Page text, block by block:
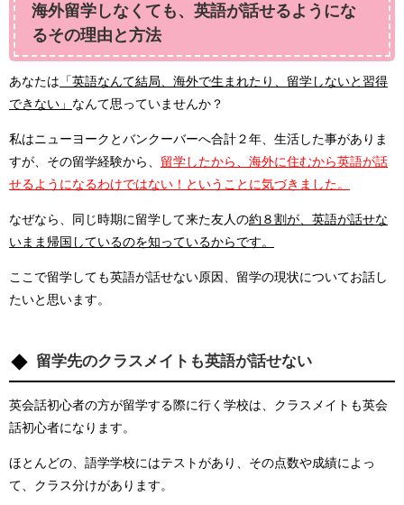
海外留学しなくても、英語が話せるようにな
るその理由と方法
あなたは 「英語なんて結局、海外で生まれたり、留学しないと習得
できない」 なんて思っていませんか？
私はニューヨークとバンクーバーへ合計２年、生活した事がありま
すが、その留学経験から、 留学したから、海外に住むから英語が話
せるようになるわけではない！ということに気づきました。
なぜなら、同じ時期に留学して来た友人の約８割が、英語が話せな
いまま帰国しているのを知っているからです。
ここで留学しても英語が話せない原因、留学の現状についてお話し
たいと思います。
留学先のクラスメイトも英語が話せない
英会話初心者の方が留学する際に行く学校は、クラスメイトも英会
話初心者になります。
ほとんどの、語学学校にはテストがあり、その点数や成績によっ
て、クラス分けがあります。